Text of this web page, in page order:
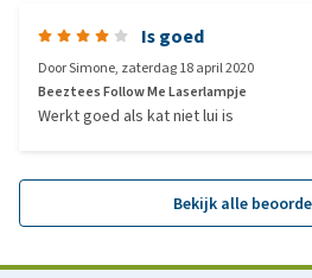
Is goed
DoorSimone, zaterdag 18 april 2020
Beeztees Follow Me Laserlampje
Werkt goed als kat niet lui is
Bekijk alle